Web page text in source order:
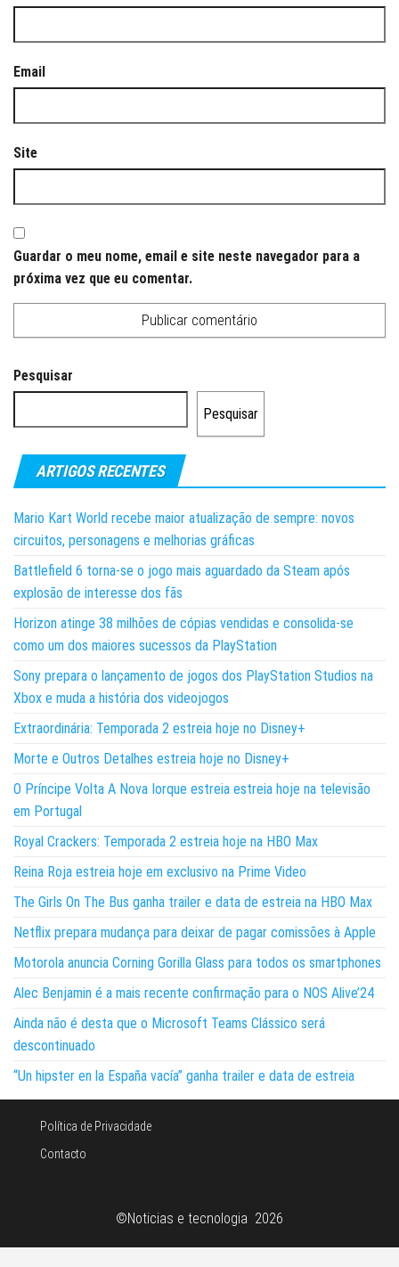
Email
Site
Guardar o meu nome, email e site neste navegador para a
próxima vez que eu comentar.
Pesquisar
Pesquisar
ARTIGOS RECENTES
Mario Kart World recebe maior atualização de sempre: novos
circuitos, personagens e melhorias gráficas
Battlefield 6 torna-se o jogo mais aguardado da Steam após
explosão de interesse dos fãs
Horizon atinge 38 milhões de cópias vendidas e consolida-se
como um dos maiores sucessos da PlayStation
Sony prepara o lançamento de jogos dos PlayStation Studios na
Xbox e muda a história dos videojogos
Extraordinária: Temporada 2 estreia hoje no Disney+
Morte e Outros Detalhes estreia hoje no Disney+
O Príncipe Volta A Nova Iorque estreia estreia hoje na televisão
em Portugal
Royal Crackers: Temporada 2 estreia hoje na HBO Max
Reina Roja estreia hoje em exclusivo na Prime Video
The Girls On The Bus ganha trailer e data de estreia na HBO Max
Netflix prepara mudança para deixar de pagar comissões à Apple
Motorola anuncia Corning Gorilla Glass para todos os smartphones
Alec Benjamin é a mais recente confirmação para o NOS Alive’24
Ainda não é desta que o Microsoft Teams Clássico será
descontinuado
“Un hipster en la España vacía” ganha trailer e data de estreia
Política de Privacidade
Contacto
©Noticias e tecnologia 2026